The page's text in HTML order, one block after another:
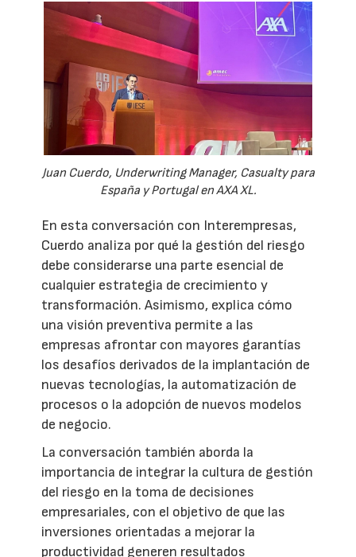
Juan Cuerdo, Underwriting Manager, Casualty para
España y Portugal en AXA XL.
En esta conversación con Interempresas,
Cuerdo analiza por qué la gestión del riesgo
debe considerarse una parte esencial de
cualquier estrategia de crecimiento y
transformación. Asimismo, explica cómo
una visión preventiva permite a las
empresas afrontar con mayores garantías
los desafíos derivados de la implantación de
nuevas tecnologías, la automatización de
procesos o la adopción de nuevos modelos
de negocio.
La conversación también aborda la
importancia de integrar la cultura de gestión
del riesgo en la toma de decisiones
empresariales, con el objetivo de que las
inversiones orientadas a mejorar la
productividad generen resultados